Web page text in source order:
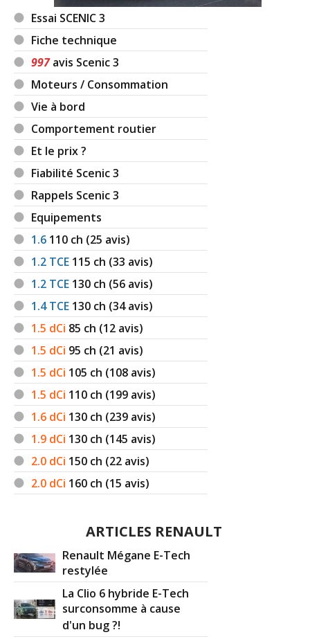
Essai SCENIC 3
Fiche technique
997avis Scenic 3
Moteurs / Consommation
Vie à bord
Comportement routier
Et le prix ?
Fiabilité Scenic 3
Rappels Scenic 3
Equipements
1.6 110 ch (25 avis)
1.2 TCE 115 ch (33 avis)
1.2 TCE 130 ch (56 avis)
1.4 TCE 130 ch (34 avis)
1.5 dCi 85 ch (12 avis)
1.5 dCi 95 ch (21 avis)
1.5 dCi 105 ch (108 avis)
1.5 dCi 110 ch (199 avis)
1.6 dCi 130 ch (239 avis)
1.9 dCi 130 ch (145 avis)
2.0 dCi 150 ch (22 avis)
2.0 dCi 160 ch (15 avis)
ARTICLES RENAULT
Renault Mégane E-Tech
restylée
La Clio 6 hybride E-Tech
surconsomme à cause
d'un bug ?!